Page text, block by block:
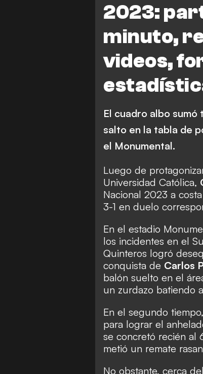
2023:
minuto,
videos,
El cuadro albo
salto en la tabla de
el Monumental.
Luego de
Universidad Católica,
Nacional 2023 a
3-1 en duelo
En el estadio
los incidentes en el
Quinteros logró
conquista de Carlos
balón suelto en el
un zurdazo batiendo
En el segundo
para lograr el
se concretó recién al
metió un remate
No obstante, cerca